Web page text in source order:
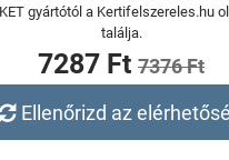
gyártótól a Kertifelszereles.hu
találja.
7287 Ft 7376 Ft
Ellenőrizd az